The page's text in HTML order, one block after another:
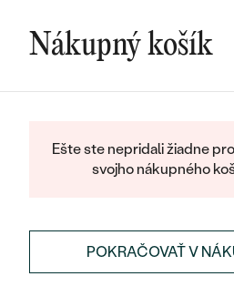
LETNÝ
BLOGŠPERKY NA MIERU
ŠPERKYPÁNSKE ŠPERKYPÁNSKE
Nákupný košík
Ešte ste nepridali žiadne
svojho nákupného
POKRAČOVAŤ V